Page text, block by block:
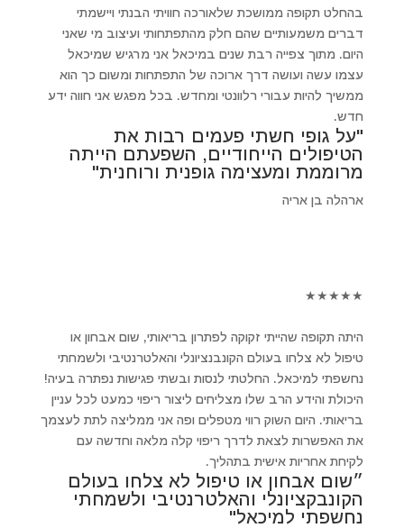
בהחלט תקופה ממושכת שלאורכה חוויתי הבנתי ויישמתי
דברים משמעותיים שהם חלק מהתפתחותי ועיצוב מי שאני
היום. מתוך צפייה רבת שנים במיכאל אני מרגיש שמיכאל
עצמו עשה ועושה דרך ארוכה של התפתחות ומשום כך הוא
ממשיך להיות עבורי רלוונטי ומחדש. בכל מפגש אני חווה ידע
חדש.
"על גופי חשתי פעמים רבות את
הטיפולים הייחודיים, השפעתם הייתה
מרוממת ומעצימה גופנית ורוחנית"
ארהלה בן אריה
★
★
★
★
★
היתה תקופה שהייתי זקוקה לפתרון בריאותי, שום אבחון או
טיפול לא צלחו בעולם הקונבנציונלי והאלטרנטיבי ולשמחתי
נחשפתי למיכאל. החלטתי לנסות ובשתי פגישות נפתרה בעיה!
היכולת והידע הרב שלו מצליחים ליצור ריפוי כמעט לכל עניין
בריאותי. היום השוק רווי מטפלים ופה אני ממליצה לתת לעצמך
את האפשרות לצאת לדרך ריפוי קלה מלאה וחדשה עם
לקיחת אחריות אישית בתהליך.
״שום אבחון או טיפול לא צלחו בעולם
הקונבקציונלי והאלטרנטיבי ולשמחתי
נחשפתי למיכאל"